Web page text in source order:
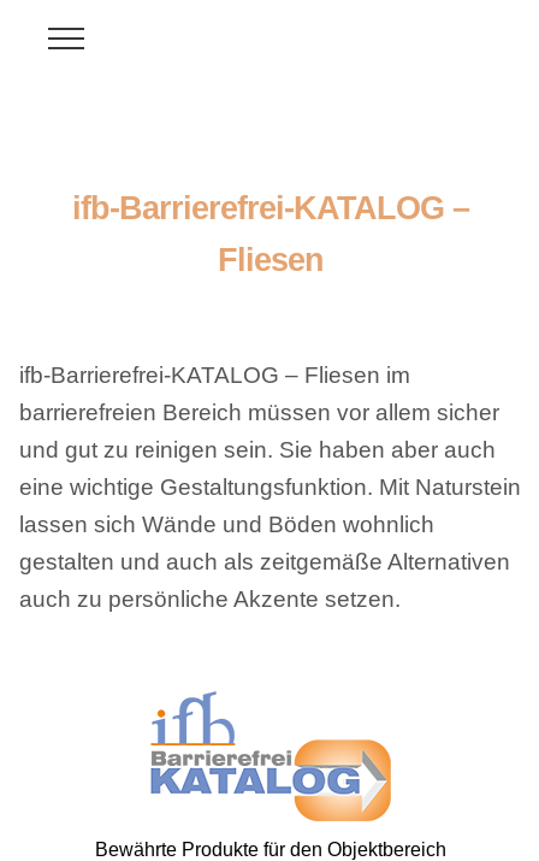
ifb-Barrierefrei-KATALOG –
Fliesen
ifb-Barrierefrei-KATALOG – Fliesen im
barrierefreien Bereich müssen vor allem sicher
und gut zu reinigen sein. Sie haben aber auch
eine wichtige Gestaltungsfunktion. Mit Naturstein
lassen sich Wände und Böden wohnlich
gestalten und auch als zeitgemäße Alternativen
auch zu persönliche Akzente setzen.
Bewährte Produkte für den Objektbereich